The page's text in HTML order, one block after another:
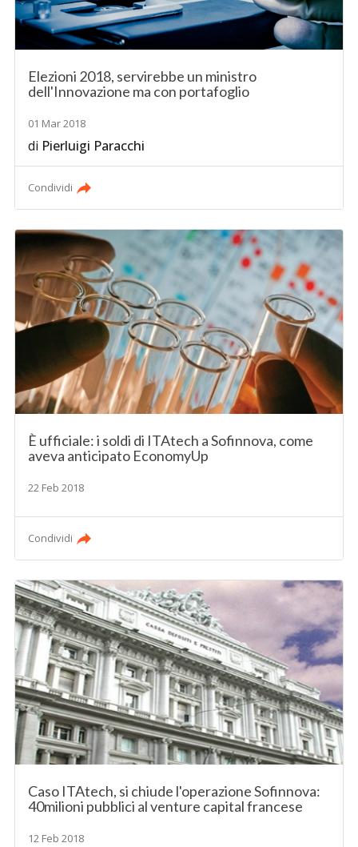
Elezioni 2018, servirebbe un ministro
dell'Innovazione ma con portafoglio
01 Mar 2018
di Pierluigi Paracchi
Condividi
È ufficiale: i soldi di ITAtech a Sofinnova, come
aveva anticipato EconomyUp
22 Feb 2018
Condividi
Caso ITAtech, si chiude l'operazione Sofinnova:
40milioni pubblici al venture capital francese
12 Feb 2018